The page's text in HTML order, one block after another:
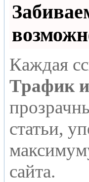
Каждая
Трафик
статьи,
сайта.